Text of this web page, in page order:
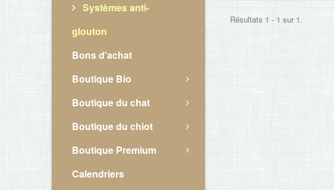
Systèmes anti-
glouton
Bons d'achat
Boutique Bio
Boutique du chat
Boutique du chiot
Boutique Premium
Calendriers
Résultats 1 - 1 sur 1.